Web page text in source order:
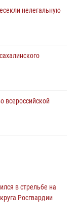
нелегальную
всероссийской
в стрельбе на
Росгвардии